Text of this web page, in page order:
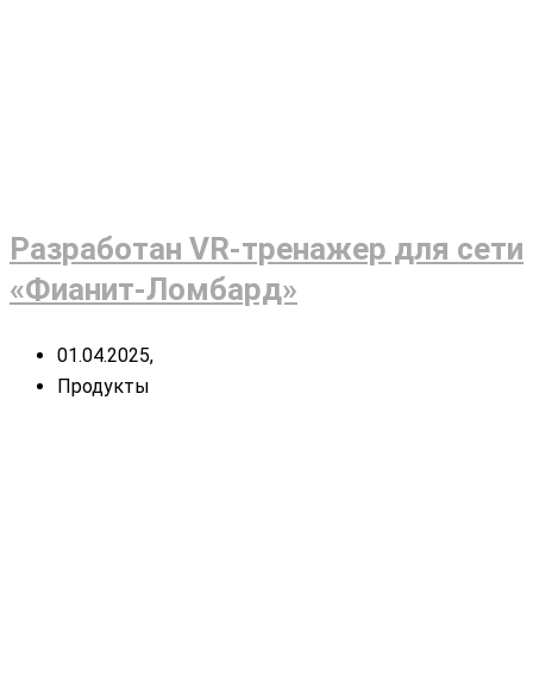
Разработан VR-тренажер для сети
«Фианит-Ломбард»
01.04.2025,
Продукты